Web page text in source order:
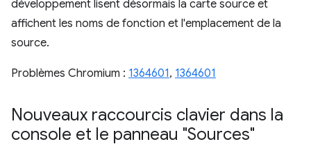
développement lisent désormais la carte source et
affichent les noms de fonction et l'emplacement de la
source.
Problèmes Chromium : 1364601, 1364601
Nouveaux raccourcis clavier dans la
console et le panneau "Sources"